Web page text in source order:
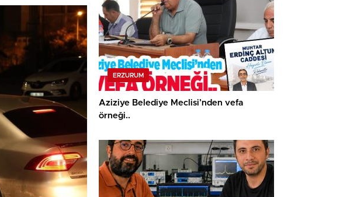
ERZURUM
Aziziye Belediye Meclisi’nden vefa
örneği..